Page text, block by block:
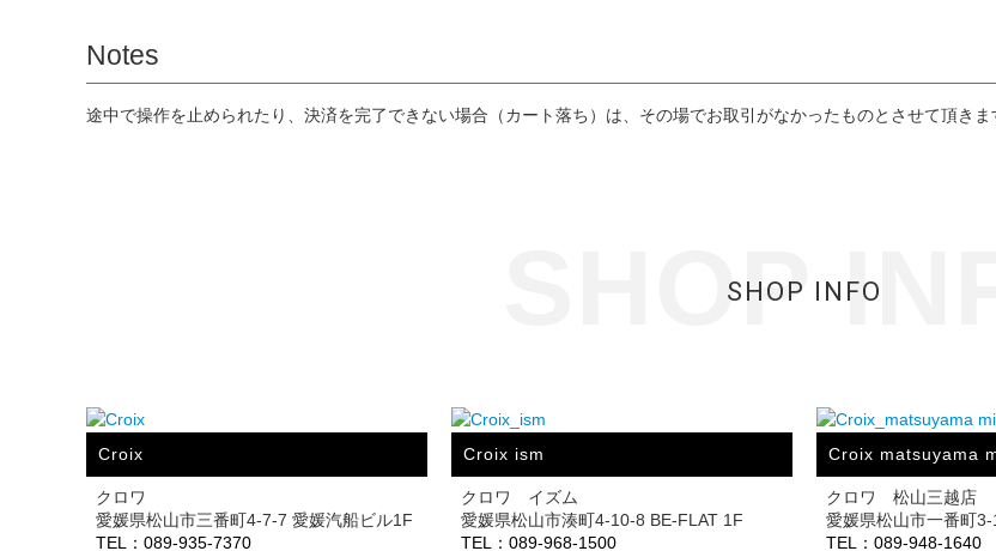
Notes
途中で操作を止められたり、決済を完了できない場合（カート落ち）は、その場でお取引がなかったものとさせて頂きま
SHOP INFO
SHOP
Croix
クロワ
愛媛県松山市三番町4-7-7 愛媛汽船ビル1F
TEL：089-935-7370
Croix ism
クロワ イズム
愛媛県松山市湊町4-10-8 BE-FLAT 1F
TEL：089-968-1500
Croix matsuyama
クロワ 松山三越店
愛媛県松山市一番町
TEL：089-948-1640